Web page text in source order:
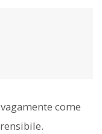
come